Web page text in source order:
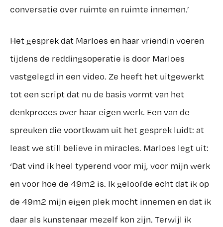
conversatie over ruimte en ruimte innemen.’
Het gesprek dat Marloes en haar vriendin voeren
tijdens de reddingsoperatie is door Marloes
vastgelegd in een video. Ze heeft het uitgewerkt
tot een script dat nu de basis vormt van het
denkproces over haar eigen werk. Een van de
spreuken die voortkwam uit het gesprek luidt: at
least we still believe in miracles. Marloes legt uit:
‘Dat vind ik heel typerend voor mij, voor mijn werk
en voor hoe de 49m2 is. Ik geloofde echt dat ik op
de 49m2 mijn eigen plek mocht innemen en dat ik
daar als kunstenaar mezelf kon zijn. Terwijl ik